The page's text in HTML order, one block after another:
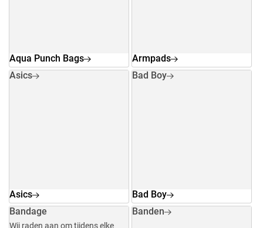
Aqua Punch Bags
Armpads
Asics
Asics
Bad Boy
Bad Boy
Bandage
Wij raden aan om tijdens elke
Banden